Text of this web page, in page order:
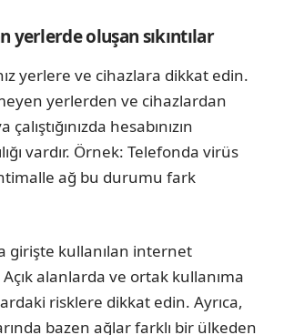
yerlerde oluşan sıkıntılar
yerlere ve cihazlara dikkat edin.
yerlerden ve cihazlardan
hesabınızın
vardır. Örnek: Telefonda virüs
ağ bu durumu fark
girişte kullanılan internet
Açık alanlarda ve ortak kullanıma
risklere dikkat edin. Ayrıca,
bazen ağlar farklı bir ülkeden